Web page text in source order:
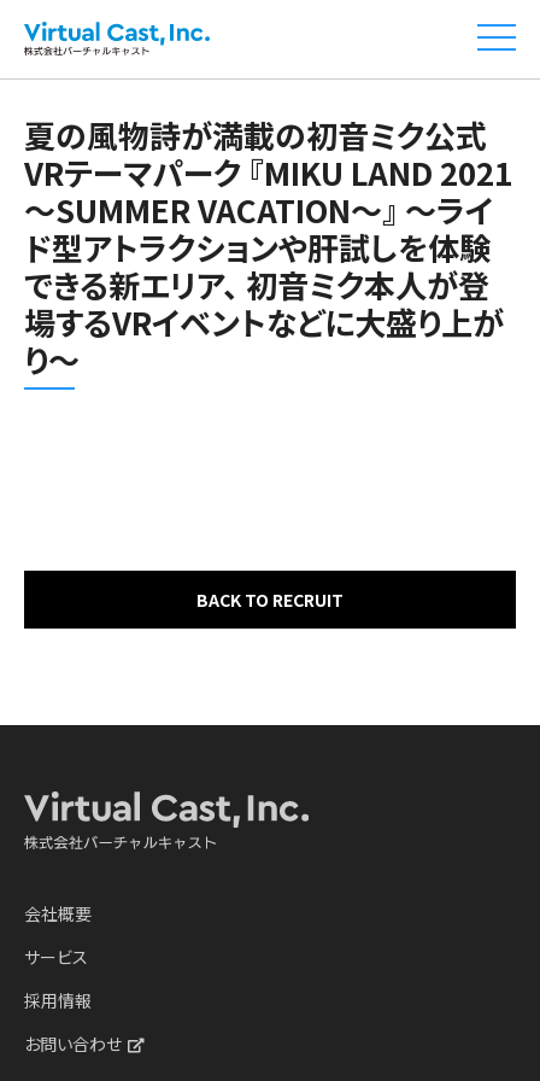
夏の風物詩が満載の初音ミク公式
VRテーマパーク 『MIKU LAND 2021
～SUMMER VACATION～』 ～ライ
ド型アトラクションや肝試しを体験
できる新エリア、 初音ミク本人が登
場するVRイベントなどに大盛り上が
り～
BACK TO RECRUIT
会社概要
サービス
採用情報
お問い合わせ